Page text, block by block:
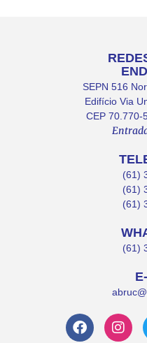
SEPN 516
Edifício Via
CEP 70.770-
(61)
(61)
(61)
(61)